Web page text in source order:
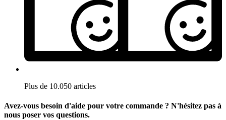
Plus de 10.050 articles
Avez-vous besoin d'aide pour votre commande ? N'hésitez pas à
nous poser vos questions.